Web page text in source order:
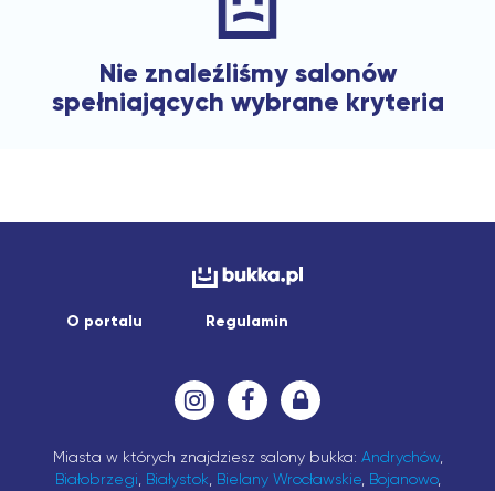
Nie znaleźliśmy salonów
spełniających wybrane kryteria
O portalu Regulamin
Miasta w których znajdziesz salony bukka: Andrychów,
Białobrzegi, Białystok, Bielany Wrocławskie, Bojanowo,